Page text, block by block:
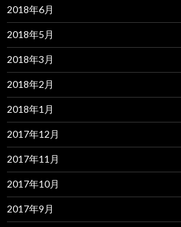
2018年6月
2018年5月
2018年3月
2018年2月
2018年1月
2017年12月
2017年11月
2017年10月
2017年9月